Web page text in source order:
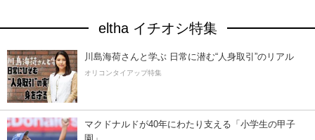
eltha イチオシ特集
川島海荷さんと学ぶ 日常に潜む“人身取引”のリアル
オリコンタイアップ特集
マクドナルドが40年にわたり支える「小学生の甲子